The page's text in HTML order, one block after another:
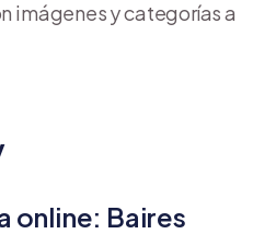
imágenes y categorías a
online: Baires